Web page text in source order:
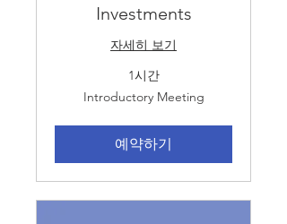
Investments
자세히 보기
1시간
Introductory
MeetingIntroductory Meeting
예약하기